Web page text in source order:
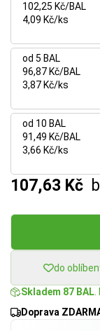
102,25 Kč/BAL
4,09 Kč/ks
od 5 BAL
96,87 Kč/BAL
3,87 Kč/ks
od 10 BAL
91,49 Kč/BAL
3,66 Kč/ks
107,63 Kč
do
Skladem 87 BAL
Doprava